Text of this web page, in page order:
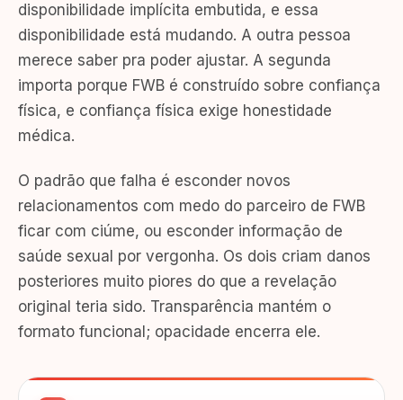
disponibilidade implícita embutida, e essa
disponibilidade está mudando. A outra pessoa
merece saber pra poder ajustar. A segunda
importa porque FWB é construído sobre confiança
física, e confiança física exige honestidade
médica.
O padrão que falha é esconder novos
relacionamentos com medo do parceiro de FWB
ficar com ciúme, ou esconder informação de
saúde sexual por vergonha. Os dois criam danos
posteriores muito piores do que a revelação
original teria sido. Transparência mantém o
formato funcional; opacidade encerra ele.